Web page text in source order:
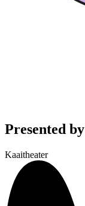
Presented by
Kaaitheater